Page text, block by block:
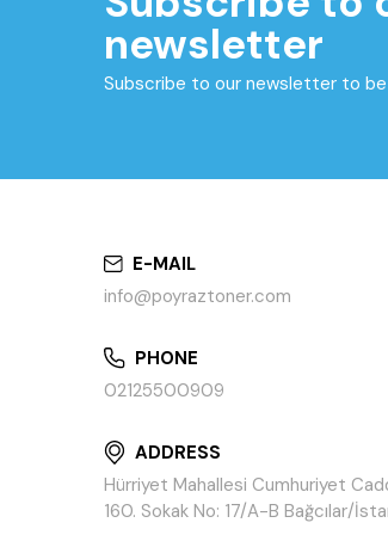
newsletter
Subscribe to our newsletter to
E-MAIL
info@poyraztoner.com
PHONE
02125500909
ADDRESS
Hürriyet Mahallesi Cumhuriyet
160. Sokak No: 17/A-B Bağcılar/